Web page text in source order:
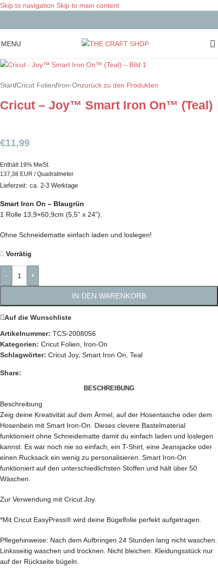
Skip to navigation Skip to main content
MENU
Start/Cricut Folien/Iron-Onzurück zu den Produkten
Cricut – Joy™ Smart Iron On™ (Teal)
€11,99
Enthält 19% MwSt.
137,38 EUR / Quadratmeter
Lieferzeit: ca. 2-3 Werktage
Smart Iron On – Blaugrün
1 Rolle 13,9×60,9cm (5,5” x 24”).
Ohne Schneidematte einfach laden und loslegen!
Vorrätig
- +
IN DEN WARENKORB
Auf die Wunschliste
Artikelnummer: TCS-2008056
Kategorien: Cricut Folien, Iron-On
Schlagwörter: Cricut Joy, Smart Iron On, Teal
Share:
BESCHREIBUNG
Beschreibung
Zeig deine Kreativität auf dem Ärmel, auf der Hosentasche oder dem
Hosenbein mit Smart Iron-On. Dieses clevere Bastelmaterial
funktioniert ohne Schneidematte damit du einfach laden und loslegen
kannst. Es war noch nie so einfach, ein T-Shirt, eine Jeansjacke oder
einen Rucksack ein wenig zu personalisieren. Smart Iron-On
funktioniert auf den unterschiedlichsten Stoffen und hält über 50
Wäschen.
Zur Verwendung mit Cricut Joy.
*Mit Cricut EasyPress® wird deine Bügelfolie perfekt aufgetragen.
Pflegehinweise: Nach dem Aufbringen 24 Stunden lang nicht waschen.
Linksseitig waschen und trocknen. Nicht bleichen. Kleidungsstück nur
auf der Rückseite bügeln.